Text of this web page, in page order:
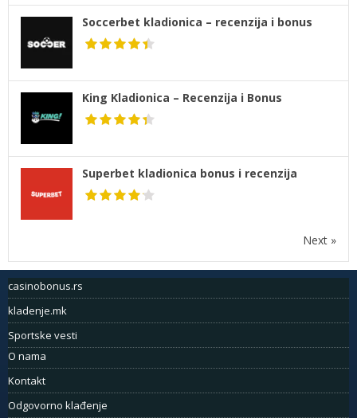
Soccerbet kladionica – recenzija i bonus
King Kladionica – Recenzija i Bonus
Superbet kladionica bonus i recenzija
Next »
casinobonus.rs
kladenje.mk
Sportske vesti
O nama
Kontakt
Odgovorno klađenje